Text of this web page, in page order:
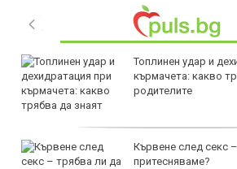
Топлинен удар и
кърмачета: какво
родителите
Кървене след секс
притесняваме?